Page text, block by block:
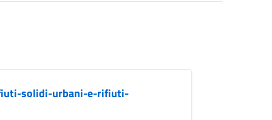
solidi-urbani-e-rifiuti-